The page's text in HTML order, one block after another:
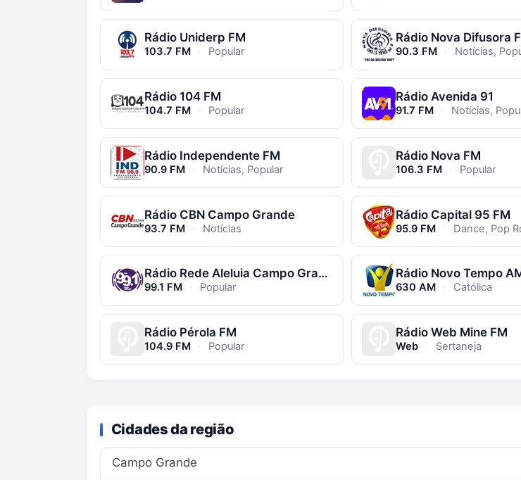
Rádio Uniderp FM
103.7 FM · Popular
Rádio Nova Difusora
90.3 FM · Notícias,
Rádio 104 FM
104.7 FM · Popular
Rádio Avenida 91
91.7 FM · Notícias,
Rádio Independente FM
90.9 FM · Notícias, Popular
Rádio Nova FM
106.3 FM · Popular
Rádio CBN Campo Grande
93.7 FM · Notícias
Rádio Capital 95 FM
95.9 FM · Dance, Pop
Rádio Rede Aleluia Campo Grande
99.1 FM · Popular
Rádio Novo Tempo
630 AM · Católica
Rádio Pérola FM
104.9 FM · Popular
Rádio Web Mine FM
Web · Sertaneja
Cidades da região
Campo Grande